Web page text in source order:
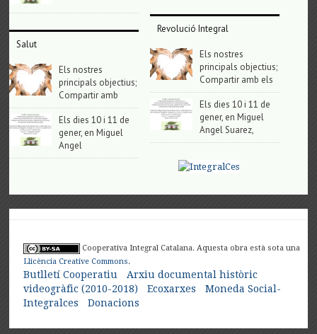
Salut
Els nostres
principals objectius;
Compartir amb
Els dies 10 i 11 de
gener, en Miguel
Angel
Revolució Integral
Els nostres
principals objectius;
Compartir amb els
Els dies 10 i 11 de
gener, en Miguel
Angel Suarez,
Cooperativa Integral Catalana. Aquesta obra està sota una
Llicència Creative Commons.
Butlletí Cooperatiu
Arxiu documental històric
videogràfic (2010-2018)
Ecoxarxes
Moneda Social-
Integralces
Donacions